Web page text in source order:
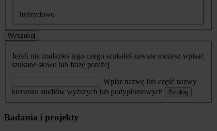
hybrydowo
Wyszukaj
Jeżeli nie znalazłeś tego czego szukałeś zawsze możesz wpisać
szukane słowo lub frazę poniżej
Wpisz nazwę lub część nazwy
kierunku studiów wyższych lub podyplomowych
Szukaj
Badania i projekty